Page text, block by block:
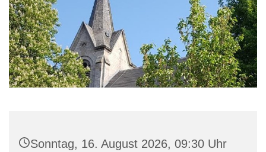
Sonntag, 16. August 2026, 09:30 Uhr